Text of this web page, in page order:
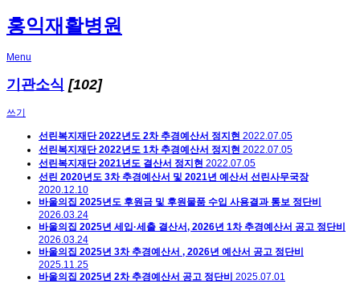
홍익재활병원
Menu
기관소식 [102]
쓰기
선린복지재단 2022년도 2차 추경예산서 정지현 2022.07.05
선린복지재단 2022년도 1차 추경예산서 정지현 2022.07.05
선린복지재단 2021년도 결산서 정지현 2022.07.05
선린 2020년도 3차 추경예산서 및 2021년 예산서 선린사무국장
2020.12.10
바울의집 2025년도 후원금 및 후원물품 수입 사용결과 통보 정단비
2026.03.24
바울의집 2025년 세입·세출 결산서, 2026년 1차 추경예산서 공고 정단비
2026.03.24
바울의집 2025년 3차 추경예산서 , 2026년 예산서 공고 정단비
2025.11.25
바울의집 2025년 2차 추경예산서 공고 정단비 2025.07.01